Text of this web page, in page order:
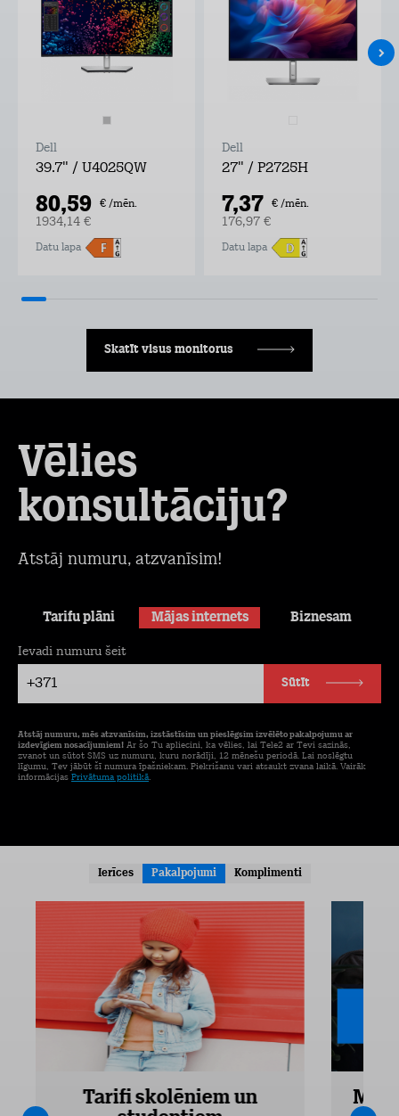
Dell
39.7" / U4025QW
80,59 € /mēn.
1934,14 €
Datu lapa
Dell
27" / P2725H
7,37 € /mēn.
176,97 €
Datu lapa
Skatīt visus monitorus
Vēlies
konsultāciju?
Atstāj numuru, atzvanīsim!
Tarifu plāni Mājas internets Biznesam
+371
Ievadi numuru šeit
Sūtīt
Atstāj numuru, mēs atzvanīsim, izstāstīsim un pieslēgsim izvēlēto pakalpojumu ar
izdevīgiem nosacījumiem! Ar šo Tu apliecini, ka vēlies, lai Tele2 ar Tevi sazinās,
zvanot un sūtot SMS uz numuru, kuru norādīji, 12 mēnešu periodā. Lai noslēgtu
līgumu, Tev jābūt šī numura īpašniekam. Piekrišanu vari atsaukt zvana laikā. Vairāk
informācijas Privātuma politikā.
Ierīces Pakalpojumi Komplimenti
Tarifi skolēniem un